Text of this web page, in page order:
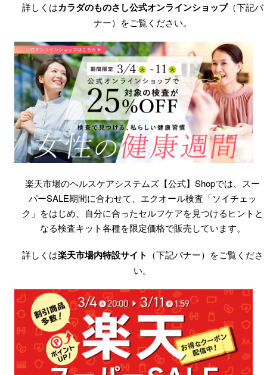
詳しくはカラダのものさし公式オンラインショップ（下記バ
ナー）をご覧ください。
楽天市場のヘルスケアシステムズ【公式】Shopでは、スー
パーSALE期間に合わせて、エクオール検査「ソイチェッ
ク」をはじめ、自分に合ったセルフケアを見つけるヒントと
なる検査キット各種を限定価格で販売しています。
詳しくは楽天市場内特設サイト （下記バナー）をご覧くださ
い。